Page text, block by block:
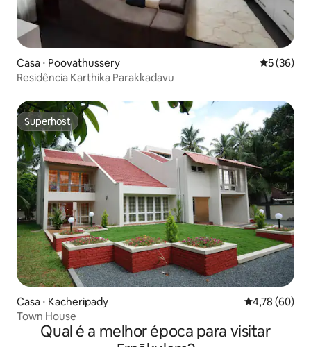
Casa ⋅ Poovathussery 5 de uma
5 (36)
Residência Karthika Parakkadavu
Superhost
Superhost
Casa ⋅ Kacheripady 4,78 de uma
4,78 (60)
Town House
Qual é a melhor época para visitar